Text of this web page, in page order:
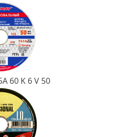
60 K 6 V 50